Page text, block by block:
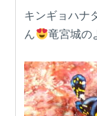
キンギョハナ
ん
竜宮城の